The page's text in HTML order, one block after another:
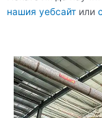
нашия уебсайт или